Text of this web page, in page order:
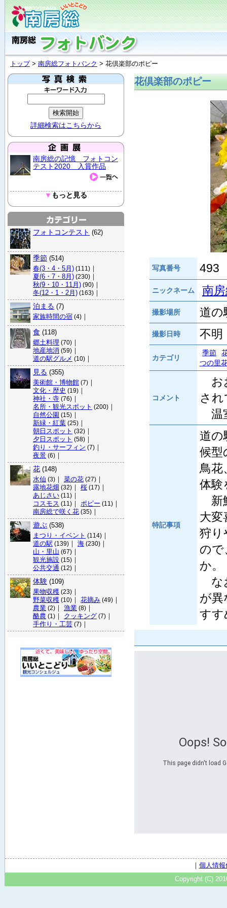
トップ> 南房総フォトバンク > 花倶楽部のポピー
詳細検索はこちらから
南房総の記憶 フォトコン
テスト2020 入賞作品
▼ もっと見る
フォトコンテスト (62)
季節 (514)
春(3・4・5月) (111) ｜
夏(6・7・8月) (230) ｜
秋(9・10・11月) (90) ｜
冬(12・1・2月) (163) ｜
泊まる (7)
家族時間の宿 (4) ｜
食 (118)
郷土料理 (70) ｜
地産地消 (59) ｜
道の駅グルメ (10) ｜
見る (355)
美術館・博物館 (7) ｜
文化・歴史 (19) ｜
神社・寺 (76) ｜
名所・観光スポット (200) ｜
自然公園 (15) ｜
新緑・紅葉 (25) ｜
朝日スポット (32) ｜
夕日スポット (58) ｜
釣り・サーフィン (7) ｜
夜景 (6) ｜
花 (148)
水仙 (3) ｜ 菜の花 (27) ｜
露地花畑 (32) ｜ 桜 (17) ｜
あじさい (11) ｜
コスモス (11) ｜ ポピー (11) ｜
南房総で咲く花 (35) ｜
遊ぶ (538)
まつり・イベント (114) ｜
道の駅 (139) ｜ 海 (230) ｜
山・里山 (67) ｜
観光施設 (15) ｜
公共交通 (12) ｜
体験 (109)
果物収穫 (23) ｜
野菜収穫 (10) ｜ 花摘み (49) ｜
農業 (2) ｜ 漁業 (8) ｜
酪農 (1) ｜ クッキング (7) ｜
手作り・工芸 (7) ｜
花倶楽部のポピー
写真番号 493
ニックネーム 南
撮影場所 道の
撮影日時 不明
カテゴリ
季節
つの里
コメント
お
さ
温
特記事項
道の
候型
鳥花
体験
新
大変
狩り
の
か。
な
が異
すす
Oops!
This page didn't load
｜ 個人情
Copyright (C)